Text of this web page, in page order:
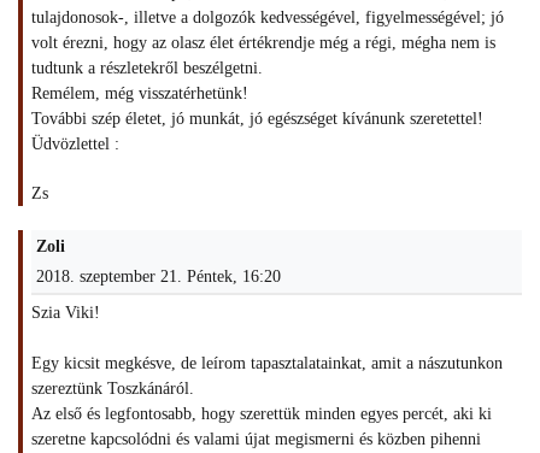
tulajdonosok-, illetve a dolgozók kedvességével, figyelmességével; jó
volt érezni, hogy az olasz élet értékrendje még a régi, mégha nem is
tudtunk a részletekről beszélgetni.
Remélem, még visszatérhetünk!
További szép életet, jó munkát, jó egészséget kívánunk szeretettel!
Üdvözlettel :
Zs
Zoli
2018. szeptember 21. Péntek, 16:20
Szia Viki!
Egy kicsit megkésve, de leírom tapasztalatainkat, amit a nászutunkon
szereztünk Toszkánáról.
Az első és legfontosabb, hogy szerettük minden egyes percét, aki ki
szeretne kapcsolódni és valami újat megismerni és közben pihenni